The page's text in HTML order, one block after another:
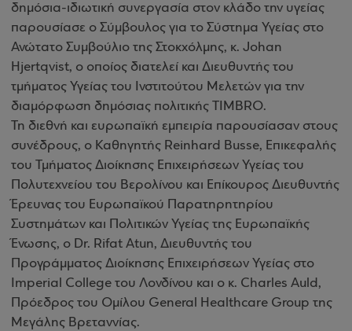
δημόσια-ιδιωτική συνεργασία στον κλάδο την υγείας
παρουσίασε ο Σύμβουλος για το Σύστημα Υγείας στο
Ανώτατο Συμβούλιο της Στοκχόλμης, κ. Johan
Hjertqvist, ο οποίος διατελεί και Διευθυντής του
τμήματος Υγείας του Ινστιτούτου Μελετών για την
διαμόρφωση δημόσιας πολιτικής TIMBRO.
Τη διεθνή και ευρωπαϊκή εμπειρία παρουσίασαν στους
συνέδρους, ο Καθηγητής Reinhard Busse, Επικεφαλής
του Τμήματος Διοίκησης Επιχειρήσεων Υγείας του
Πολυτεχνείου του Βερολίνου και Επίκουρος Διευθυντής
Έρευνας του Ευρωπαϊκού Παρατηρητηρίου
Συστημάτων και Πολιτικών Υγείας της Ευρωπαϊκής
Ένωσης, ο Dr. Rifat Atun, Διευθυντής του
Προγράμματος Διοίκησης Επιχειρήσεων Υγείας στο
Imperial College του Λονδίνου και ο κ. Charles Auld,
Πρόεδρος του Ομίλου General Healthcare Group της
Μεγάλης Βρεταννίας.